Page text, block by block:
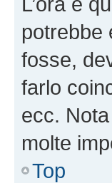
potrebbe
fosse,
farlo
ecc.
molte
Top